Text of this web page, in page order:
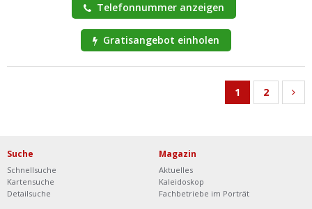
Telefonnummer anzeigen
Gratisangebot einholen
1 2
Suche
Schnellsuche
Kartensuche
Detailsuche
Magazin
Aktuelles
Kaleidoskop
Fachbetriebe im Porträt